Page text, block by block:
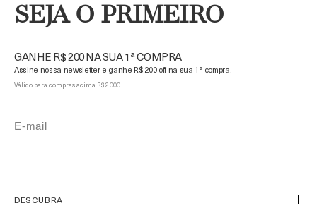
SEJA O PRIMEIRO
GANHE R$ 200 NA SUA 1ª COMPRA
Assine nossa newsletter e ganhe R$ 200 off na sua 1ª compra.
Válido para compras acima R$ 2.000.
DESCUBRA